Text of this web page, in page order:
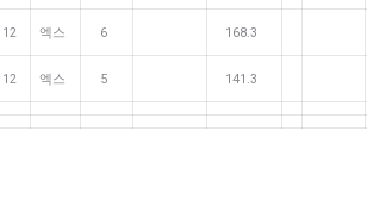
12 엑스 6 168.3
12 엑스 5 141.3